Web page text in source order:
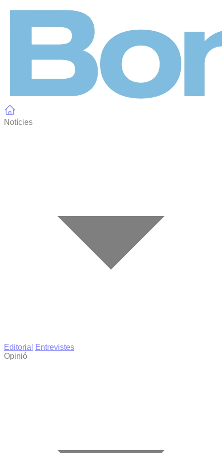
Notícies
Editorial
Entrevistes
Opinió